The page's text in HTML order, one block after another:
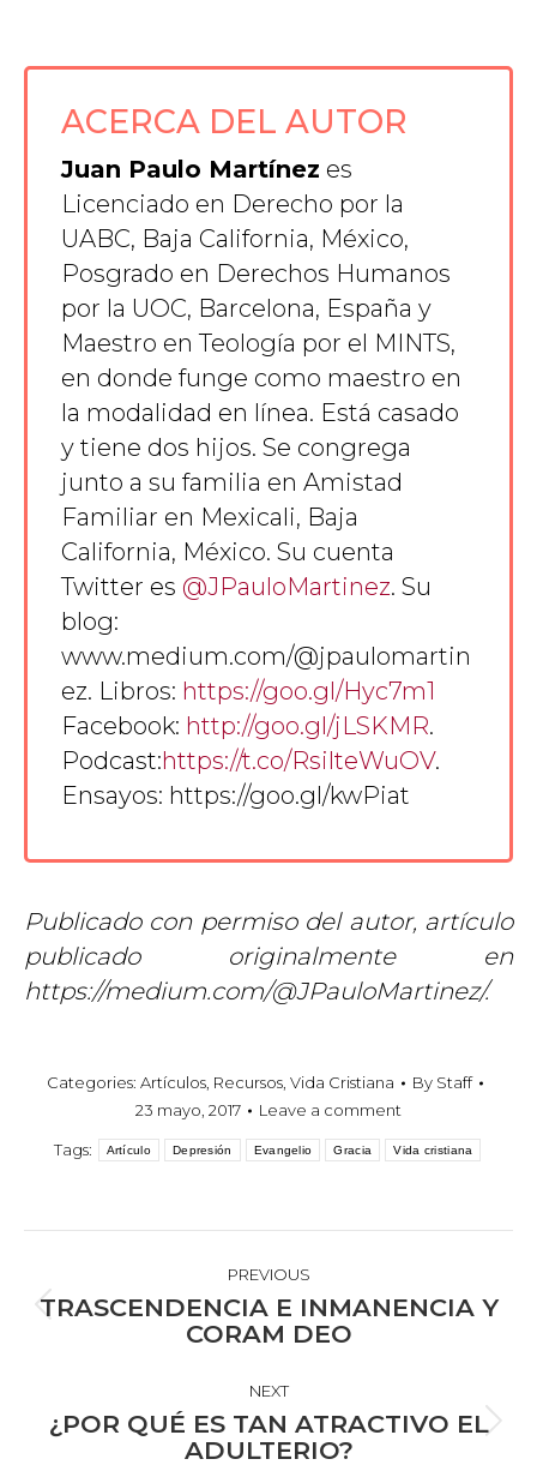
ACERCA DEL AUTOR
Juan Paulo Martínez es
Licenciado en Derecho por la
UABC, Baja California, México,
Posgrado en Derechos Humanos
por la UOC, Barcelona, España y
Maestro en Teología por el MINTS,
en donde funge como maestro en
la modalidad en línea. Está casado
y tiene dos hijos. Se congrega
junto a su familia en Amistad
Familiar en Mexicali, Baja
California, México. Su cuenta
Twitter es @JPauloMartinez. Su
blog:
www.medium.com/@jpaulomartin
ez. Libros: https://goo.gl/Hyc7m1
Facebook: http://goo.gl/jLSKMR.
Podcast:https://t.co/RsilteWuOV.
Ensayos: https://goo.gl/kwPiat
Publicado con permiso del autor, artículo
publicado originalmente en
https://medium.com/@JPauloMartinez/.
Categories: Artículos Recursos Vida Cristiana By Staff
23 mayo, 2017
Leave a comment
Tags: Artículo Depresión Evangelio Gracia Vida cristiana
NAVIGATIONPREVIOUS
Previous
TRASCENDENCIA E INMANENCIA Y
CORAM DEO
NEXT
Next
¿POR QUÉ ES TAN ATRACTIVO EL
ADULTERIO?